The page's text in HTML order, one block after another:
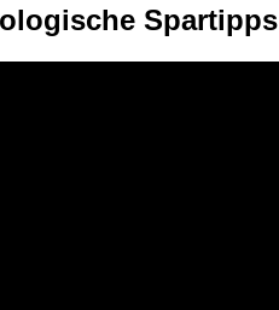
Spartipps